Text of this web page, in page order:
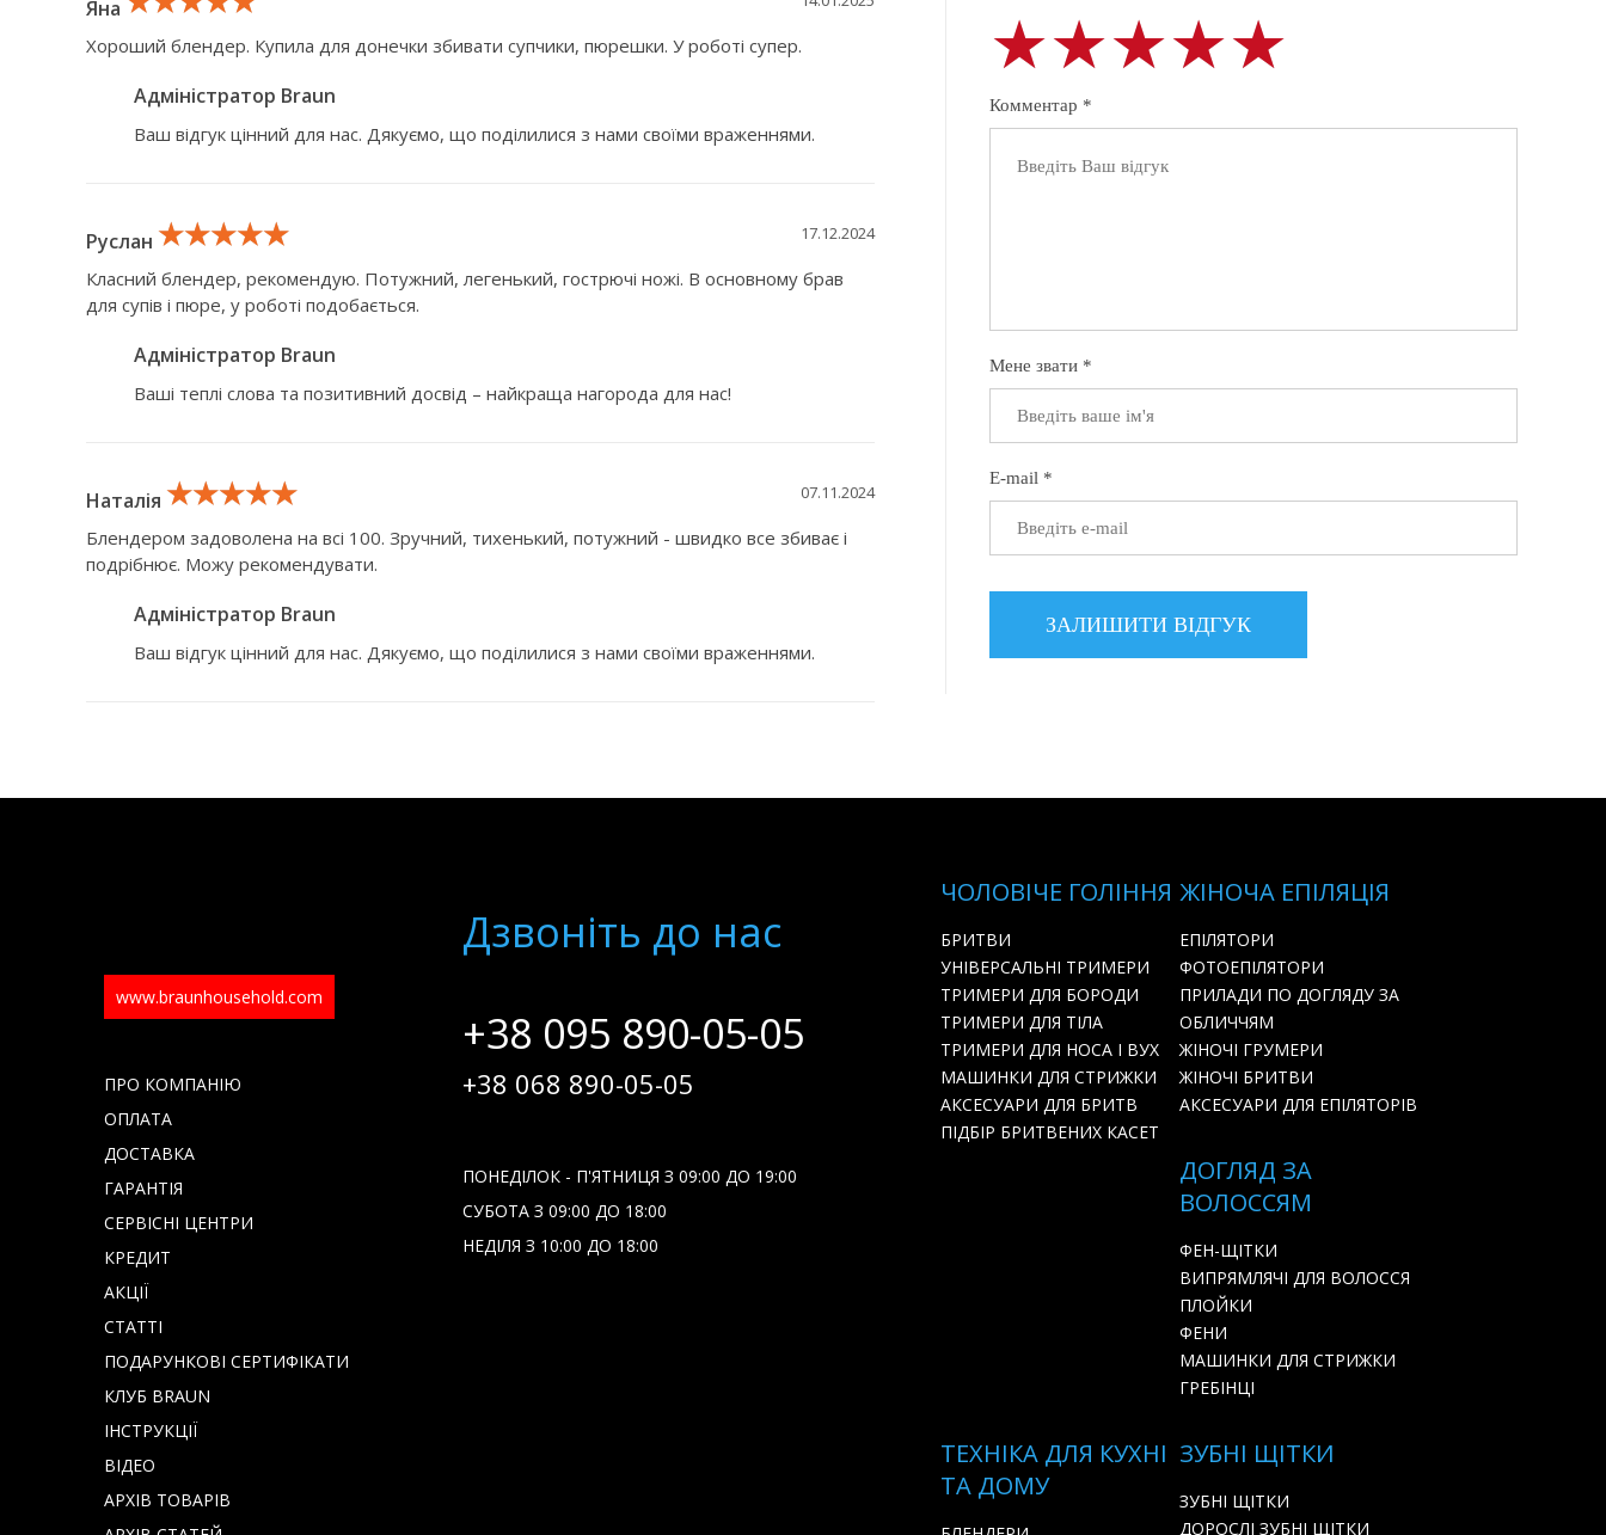
Яна
Хороший блендер. Купила для донечки збивати супчики, пюрешки. У роботі супер.
Адміністратор Braun
Ваш відгук цінний для нас. Дякуємо, що поділилися з нами своїми враженнями.
Руслан ★★★★★
★★★★★
★★★★★ 17.12.2024
Класний блендер, рекомендую. Потужний, легенький, гострючі ножі. В основному брав
для супів і пюре, у роботі подобається.
Адміністратор Braun
Ваші теплі слова та позитивний досвід – найкраща нагорода для нас!
Наталія ★★★★★
★★★★★
★★★★★ 07.11.2024
Блендером задоволена на всі 100. Зручний, тихенький, потужний - швидко все збиває і
подрібнює. Можу рекомендувати.
Адміністратор Braun
Ваш відгук цінний для нас. Дякуємо, що поділилися з нами своїми враженнями.
★★★★★
★★★★★
★★★★★
Комментар *
Мене звати *
E-mail *
www.braunhousehold.com
ПРО КОМПАНІЮ
ОПЛАТА
ДОСТАВКА
ГАРАНТІЯ
СЕРВІСНІ ЦЕНТРИ
КРЕДИТ
АКЦІЇ
СТАТТІ
ПОДАРУНКОВІ СЕРТИФІКАТИ
КЛУБ BRAUN
IНСТРУКЦІЇ
ВІДЕО
АРХІВ ТОВАРІВ
Дзвонiть до нас
+38 095 890-05-05
+38 068 890-05-05
ПОНЕДІЛОК - П'ЯТНИЦЯ З 09:00 ДО 19:00
СУБОТА З 09:00 ДО 18:00
НЕДІЛЯ З 10:00 ДО 18:00
ЧОЛОВІЧЕ ГОЛІННЯ
БРИТВИ
УНІВЕРСАЛЬНІ ТРИМЕРИ
ТРИМЕРИ ДЛЯ БОРОДИ
ТРИМЕРИ ДЛЯ ТІЛА
ТРИМЕРИ ДЛЯ НОСА І ВУХ
МАШИНКИ ДЛЯ СТРИЖКИ
АКСЕСУАРИ ДЛЯ БРИТВ
ПІДБІР БРИТВЕНИХ КАСЕТ
ЖІНОЧА ЕПІЛЯЦІЯ
ЕПІЛЯТОРИ
ФОТОЕПІЛЯТОРИ
ПРИЛАДИ ПО ДОГЛЯДУ ЗА
ОБЛИЧЧЯМ
ЖІНОЧІ ГРУМЕРИ
ЖІНОЧІ БРИТВИ
АКСЕСУАРИ ДЛЯ ЕПІЛЯТОРІВ
ДОГЛЯД ЗА
ВОЛОССЯМ
ФЕН-ЩІТКИ
ВИПРЯМЛЯЧІ ДЛЯ ВОЛОССЯ
ПЛОЙКИ
ФЕНИ
МАШИНКИ ДЛЯ СТРИЖКИ
ГРЕБІНЦІ
ТЕХНІКА ДЛЯ КУХНІ
ТА ДОМУ
ЗУБНІ ЩІТКИ
ЗУБНІ ЩІТКИ
ДОРОСЛІ ЗУБНІ ЩІТКИ